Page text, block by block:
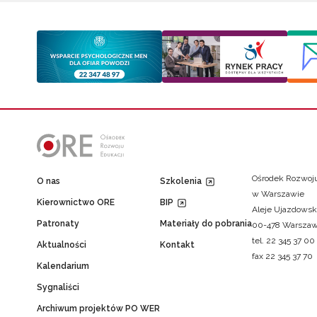
O nas
Kierownictwo ORE
Patronaty
Aktualności
Kalendarium
Sygnaliści
Archiwum projektów PO WER
Szkolenia
BIP
Materiały do pobrania
Kontakt
Ośrodek
w Warszawie
Aleje
00-478
tel. 22 345 37 00
fax 22 345 37 70